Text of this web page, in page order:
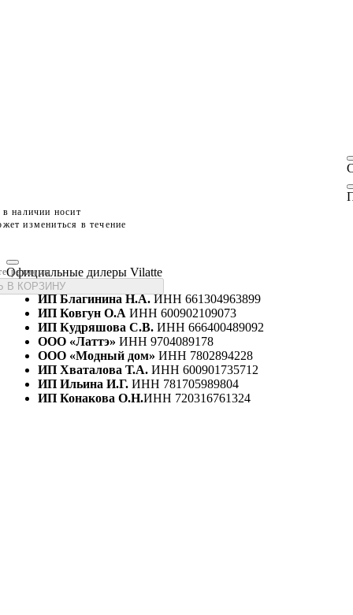
наличии носит
измениться в течение
размеры
В КОРЗИНУ
Официальные дилеры Vilatte
ИП Благинина Н.А.ИНН 661304963899
ИП Ковгун О.А ИНН 600902109073
ИП Кудряшова С.В. ИНН 666400489092
ООО «Латтэ» ИНН 9704089178
ООО «Модный дом» ИНН 7802894228
ИП Хваталова Т.А. ИНН 600901735712
ИП Ильина И.Г. ИНН 781705989804
ИП Конакова О.Н.ИНН 720316761324